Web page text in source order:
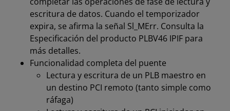
escritura de datos. Cuando el temporizador
expira, se afirma la señal Sl_MErr. Consulta la
Especificación del producto PLBV46 IPIF para
más detalles.
Funcionalidad completa del puente
Lectura y escritura de un PLB maestro en
un destino PCI remoto (tanto simple como
ráfaga)